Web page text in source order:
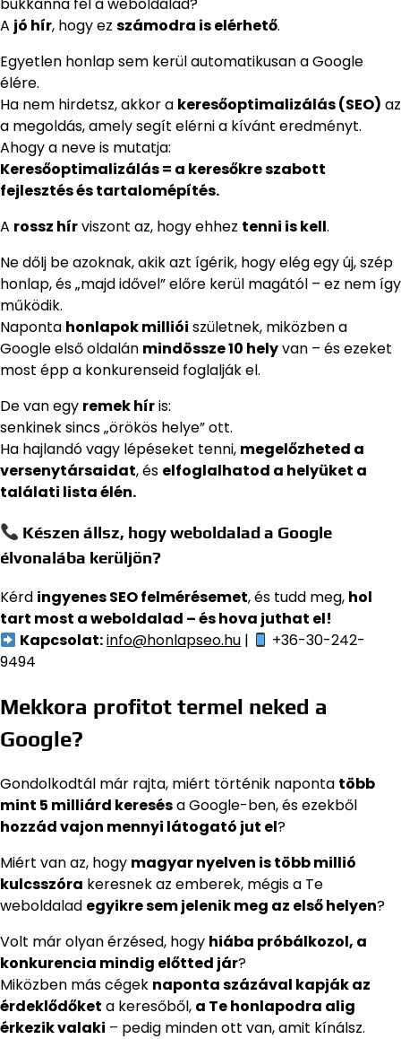
A jó hír, hogy ez számodra is elérhető.
Egyetlen honlap sem kerül automatikusan a Google
élére.
Ha nem hirdetsz, akkor a keresőoptimalizálás (SEO) az
a megoldás, amely segít elérni a kívánt eredményt.
Ahogy a neve is mutatja:
Keresőoptimalizálás = a keresőkre szabott
fejlesztés és tartalomépítés.
A rossz hírviszont az, hogy ehhez tenni is kell.
Ne dőlj be azoknak, akik azt ígérik, hogy elég egy új, szép
honlap, és „majd idővel” előre kerül magától – ez nem így
működik.
Naponta honlapok milliói születnek, miközben a
Google első oldalán mindössze 10 helyvan – és ezeket
most épp a konkurenseid foglalják el.
De van egy remek híris:
senkinek sincs „örökös helye” ott.
Ha hajlandó vagy lépéseket tenni, megelőzheted a
versenytársaidat, és elfoglalhatod a helyüket a
találati lista élén.
Készen állsz, hogy weboldalad a Google
élvonalába kerüljön?
Kérd ingyenes SEO felmérésemet, és tudd meg, hol
tart most a weboldalad – és hova juthat el!
Kapcsolat:info@honlapseo.hu |
+36-30-242-
9494
Mekkora profitot termel neked a
Google?
Gondolkodtál már rajta, miért történik naponta több
mint 5 milliárd keresésa Google-ben, és ezekből
hozzád vajon mennyi látogató jut el?
Miért van az, hogy magyar nyelven is több millió
kulcsszóra keresnek az emberek, mégis a Te
weboldalad egyikre sem jelenik meg az első helyen?
Volt már olyan érzésed, hogy hiába próbálkozol, a
konkurencia mindig előtted jár?
Miközben más cégek naponta százával kapják az
érdeklődőket a keresőből, a Te honlapodra alig
érkezik valaki – pedig minden ott van, amit kínálsz.